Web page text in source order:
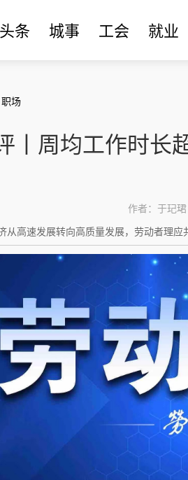
头条 城事 工会 就业
职场
丨周均工作时长
作者：于玘珺
从高速发展转向高质量发展，劳动者理